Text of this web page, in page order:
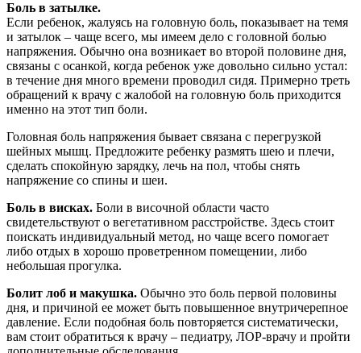
Боль в затылке.
Если ребенок, жалуясь на головную боль, показывает на темя
и затылок – чаще всего, мы имеем дело с головной болью
напряжения. Обычно она возникает во второй половине дня,
связаны с осанкой, когда ребенок уже довольно сильно устал:
в течение дня много времени проводил сидя. Примерно треть
обращений к врачу с жалобой на головную боль приходится
именно на этот тип боли.
Головная боль напряжения бывает связана с перегрузкой
шейных мышц. Предложите ребенку размять шею и плечи,
сделать спокойную зарядку, лечь на пол, чтобы снять
напряжение со спины и шеи.
Боль в висках. Боли в височной области часто
свидетельствуют о вегетативном расстройстве. Здесь стоит
поискать индивидуальный метод, но чаще всего помогает
либо отдых в хорошо проветренном помещении, либо
небольшая прогулка.
Болит лоб и макушка. Обычно это боль первой половины
дня, и причиной ее может быть повышенное внутричерепное
давление. Если подобная боль повторяется систематически,
вам стоит обратиться к врачу – педиатру, ЛОР-врачу и пройти